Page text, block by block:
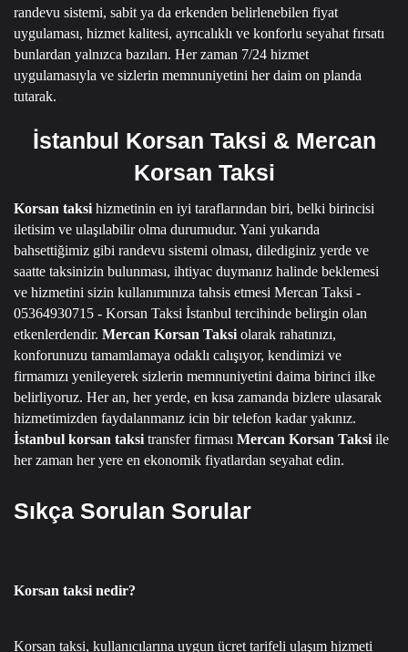
randevu sistemi, sabit ya da erkenden belirlenebilen fiyat
uygulaması, hizmet kalitesi, ayrıcalıklı ve konforlu seyahat fırsatı
bunlardan yalnızca bazıları. Her zaman 7/24 hizmet
uygulamasıyla ve sizlerin memnuniyetini her daim on planda
tutarak.
İstanbul Korsan Taksi & Mercan
Korsan Taksi
Korsan taksi hizmetinin en iyi taraflarından biri, belki birincisi
iletisim ve ulaşılabilir olma durumudur. Yani yukarıda
bahsettiğimiz gibi randevu sistemi olması, dilediginiz yerde ve
saatte taksinizin bulunması, ihtiyac duymanız halinde beklemesi
ve hizmetini sizin kullanımınıza tahsis etmesi Mercan Taksi -
05364930715 - Korsan Taksi İstanbul tercihinde belirgin olan
etkenlerdendir. Mercan Korsan Taksi olarak rahatınızı,
konforunuzu tamamlamaya odaklı calışıyor, kendimizi ve
firmamızı yenileyerek sizlerin memnuniyetini daima birinci ilke
belirliyoruz. Her an, her yerde, en kısa zamanda bizlere ulasarak
hizmetimizden faydalanmanız icin bir telefon kadar yakınız.
İstanbul korsan taksi transfer firması Mercan Korsan Taksi ile
her zaman her yere en ekonomik fiyatlardan seyahat edin.
Sıkça Sorulan Sorular
Korsan taksi nedir?
Korsan taksi, kullanıcılarına uygun ücret tarifeli ulaşım hizmeti